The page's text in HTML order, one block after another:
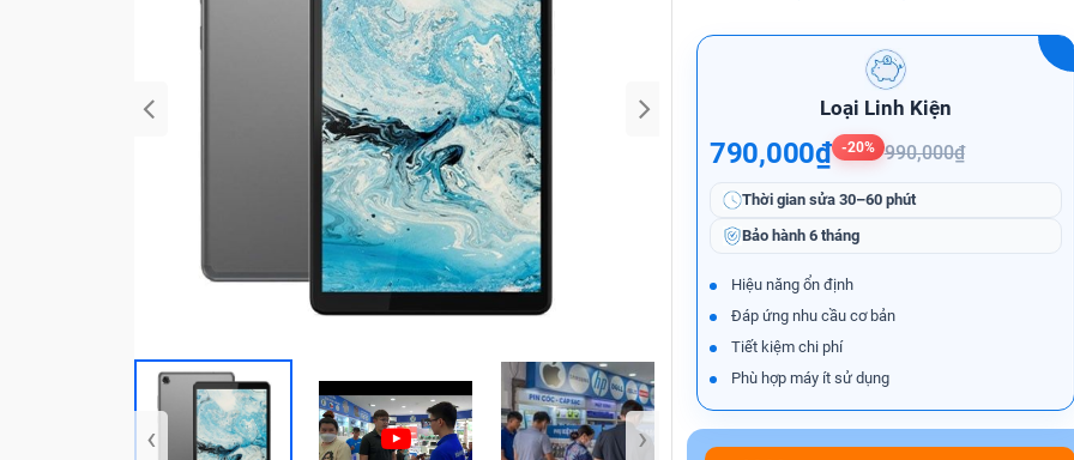
Bảo Hành One
‹ ›
Loại Linh Kiện
790,000₫ -20% 990,000₫
Thời gian sửa 30–60 phút
Bảo hành 6 tháng
Hiệu năng ổn định
Đáp ứng nhu cầu cơ bản
Tiết kiệm chi phí
Phù hợp máy ít sử dụng